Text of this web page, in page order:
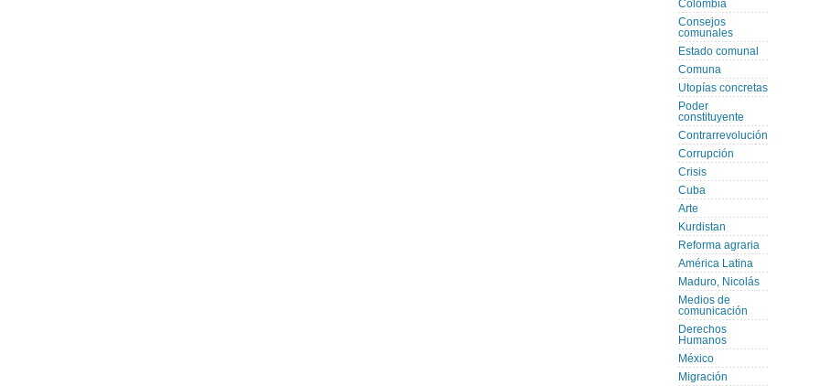
Colombia
Consejos
comunales
Estado comunal
Comuna
Utopías concretas
Poder
constituyente
Contrarrevolución
Corrupción
Crisis
Cuba
Arte
Kurdistan
Reforma agraria
América Latina
Maduro, Nicolás
Medios de
comunicación
Derechos
Humanos
México
Migración